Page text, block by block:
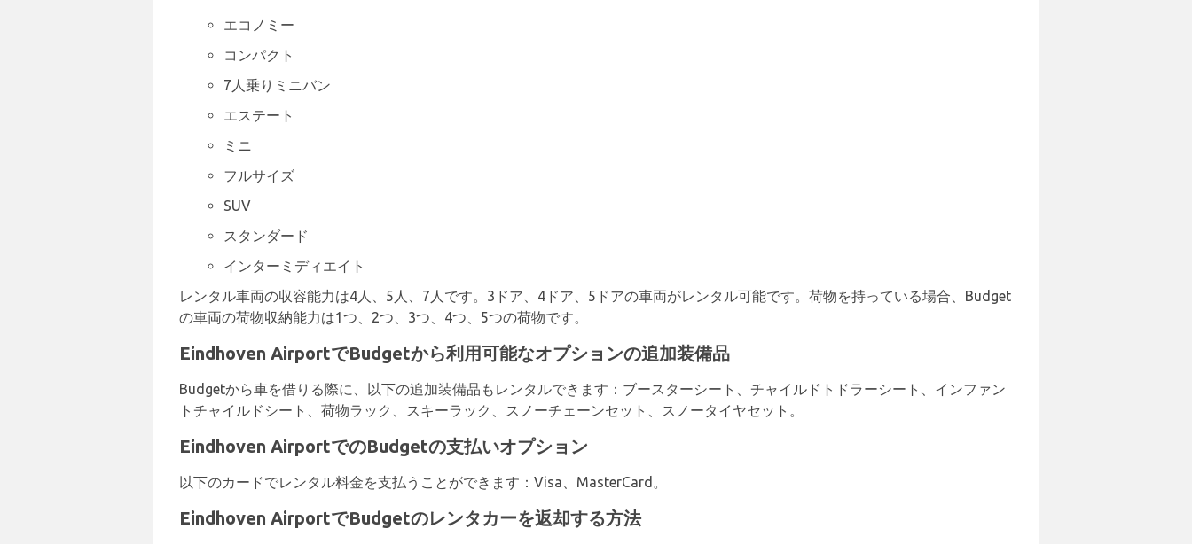
エコノミー
コンパクト
7人乗りミニバン
エステート
ミニ
フルサイズ
SUV
スタンダード
インターミディエイト
レンタル車両の収容能力は4人、5人、7人です。3ドア、4ドア、5ドアの車両がレンタル可能です。荷物を持っている場合、Budget
の車両の荷物収納能力は1つ、2つ、3つ、4つ、5つの荷物です。
Eindhoven AirportでBudgetから利用可能なオプションの追加装備品
Budgetから車を借りる際に、以下の追加装備品もレンタルできます：ブースターシート、チャイルドトドラーシート、インファン
トチャイルドシート、荷物ラック、スキーラック、スノーチェーンセット、スノータイヤセット。
Eindhoven AirportでのBudgetの支払いオプション
以下のカードでレンタル料金を支払うことができます：Visa、MasterCard。
Eindhoven AirportでBudgetのレンタカーを返却する方法